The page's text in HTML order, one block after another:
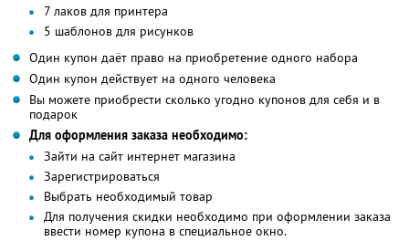
7 лаков для принтера
5 шаблонов для рисунков
Один купон даёт право на приобретение одного набора
Один купон действует на одного человека
Вы можете приобрести сколько угодно купонов для себя и в
подарок
Для оформления заказа необходимо:
Зайти на сайт интернет магазина
Зарегистрироваться
Выбрать необходимый товар
Для получения скидки необходимо при оформлении заказа
ввести номер купона в специальное окно.